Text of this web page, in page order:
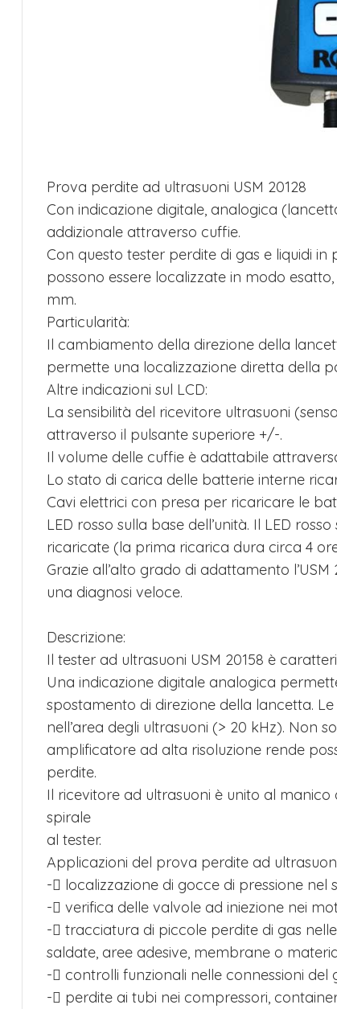
Prova perdite ad ultrasuoni USM 20128
Con indicazione digitale, analogica
addizionale attraverso cuffie.
Con questo tester perdite di gas e liquidi
possono essere localizzate in modo
mm.
Particularità:
Il cambiamento della direzione della
permette una localizzazione diretta della
Altre indicazioni sul LCD:
La sensibilità del ricevitore ultrasuoni
attraverso il pulsante superiore +/-.
Il volume delle cuffie è adattabile
Lo stato di carica delle batterie interne
Cavi elettrici con presa per ricaricare le
LED rosso sulla base dell’unità. Il LED
ricaricate (la prima ricarica dura circa 4
Grazie all’alto grado di adattamento
una diagnosi veloce.
Descrizione:
Il tester ad ultrasuoni USM 20158 è
Una indicazione digitale analogica
spostamento di direzione della lancetta.
nell’area degli ultrasuoni (> 20 kHz). Non
amplificatore ad alta risoluzione rende
perdite.
Il ricevitore ad ultrasuoni è unito al
spirale
al tester.
Applicazioni del prova perdite ad ultrasuoni
- localizzazione di gocce di pressione
- verifica delle valvole ad iniezione nei
- tracciatura di piccole perdite di gas
saldate, aree adesive, membrane o
- controlli funzionali nelle connessioni del
- perdite ai tubi nei compressori,